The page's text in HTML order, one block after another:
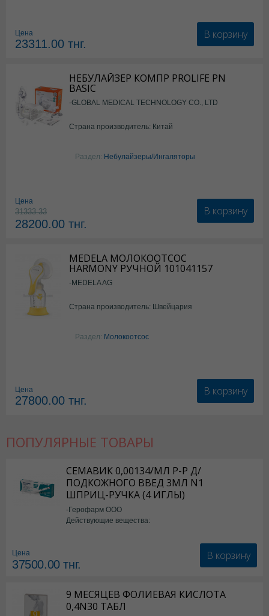
Цена
23311.00 тнг.
В корзину
НЕБУЛАЙЗЕР КОМПР PROLIFE PN
BASIC
-GLOBAL MEDICAL TECHNOLOGY CO., LTD
Страна производитель: Китай
Раздел: Небулайзеры/Ингаляторы
Цена
31333.33
28200.00 тнг.
В корзину
MEDELA МОЛОКООТСОС
HARMONY РУЧНОЙ 101041157
-MEDELA AG
Страна производитель: Швейцария
Раздел: Молокоотсос
Цена
27800.00 тнг.
В корзину
ПОПУЛЯРНЫЕ ТОВАРЫ
СЕМАВИК 0,00134/МЛ Р-Р Д/
ПОДКОЖНОГО ВВЕД 3МЛ N1
ШПРИЦ-РУЧКА (4 ИГЛЫ)
-Герофарм ООО
Действующие вещества:
Цена
37500.00тнг.
В корзину
9 МЕСЯЦЕВ ФОЛИЕВАЯ КИСЛОТА
0,4N30 ТАБЛ